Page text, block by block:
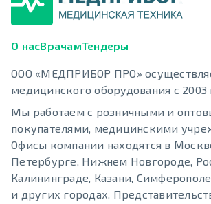
О насВрачамТендеры
ООО «МЕДПРИБОР ПРО»
медицинского оборудования с 2003
Мы работаем с розничными и
покупателями, медицинскими
Офисы компании находятся в
Петербурге, Нижнем Новгороде,
Калининграде, Казани,
и других городах.